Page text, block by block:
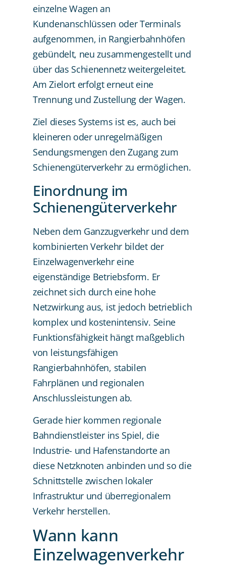
einzelne Wagen an
Kundenanschlüssen oder Terminals
aufgenommen, in Rangierbahnhöfen
gebündelt, neu zusammengestellt und
über das Schienennetz weitergeleitet.
Am Zielort erfolgt erneut eine
Trennung und Zustellung der Wagen.
Ziel dieses Systems ist es, auch bei
kleineren oder unregelmäßigen
Sendungsmengen den Zugang zum
Schienengüterverkehr zu ermöglichen.
Einordnung im
Schienengüterverkehr
Neben dem Ganzzugverkehr und dem
kombinierten Verkehr bildet der
Einzelwagenverkehr eine
eigenständige Betriebsform. Er
zeichnet sich durch eine hohe
Netzwirkung aus, ist jedoch betrieblich
komplex und kostenintensiv. Seine
Funktionsfähigkeit hängt maßgeblich
von leistungsfähigen
Rangierbahnhöfen, stabilen
Fahrplänen und regionalen
Anschlussleistungen ab.
Gerade hier kommen regionale
Bahndienstleister ins Spiel, die
Industrie- und Hafenstandorte an
diese Netzknoten anbinden und so die
Schnittstelle zwischen lokaler
Infrastruktur und überregionalem
Verkehr herstellen.
Wann kann
Einzelwagenverkehr